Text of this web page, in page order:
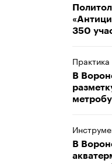
350
Практика
В
В